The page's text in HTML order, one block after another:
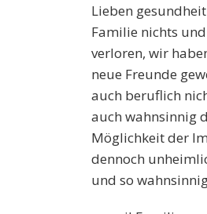
Lieben
Familie nichts
verloren, wir
neue Freunde
auch beruflich
auch wahnsinnig
Möglichkeit der
dennoch
und so